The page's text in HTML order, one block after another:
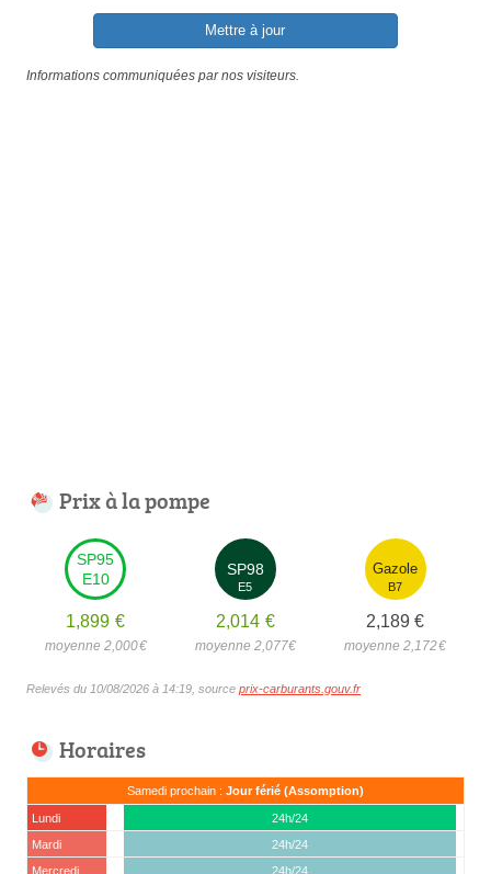
Mettre à jour
Informations communiquées par nos visiteurs.
Prix à la pompe
SP95
E10
1,899 €
moyenne 2,000€
SP98
E5
2,014 €
moyenne 2,077€
Gazole
B7
2,189 €
moyenne 2,172€
Relevés du 10/08/2026 à 14:19, source prix-carburants.gouv.fr
Horaires
Samedi prochain : Jour férié (Assomption)
Lundi
24h/24
Mardi
24h/24
Mercredi
24h/24